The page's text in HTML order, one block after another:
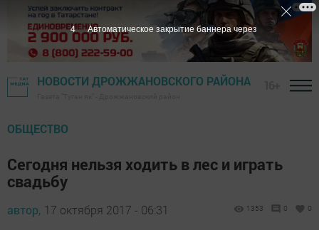
НОВОСТИ ДРОЖЖАНОВСКОГО РАЙОНА
ОБЩЕСТВО
Сегодня нельзя ходить в лес и играть
свадьбу
автор, 17 октября 2017 - 06:31 1353 0 0
3 Автоматическое закрытие баннера через